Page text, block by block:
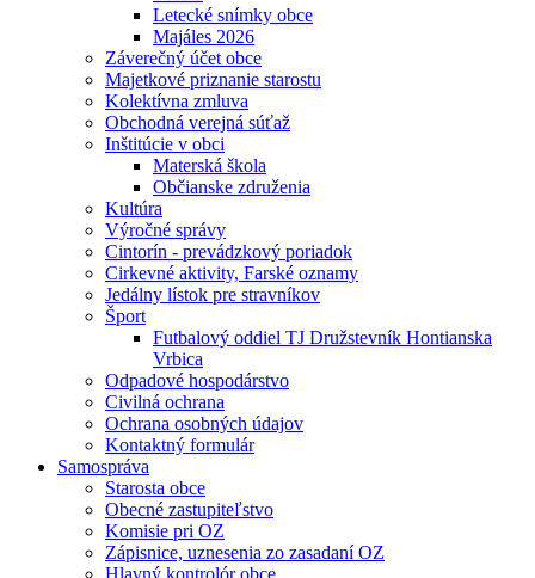
Letecké snímky obce
Majáles 2026
Záverečný účet obce
Majetkové priznanie starostu
Kolektívna zmluva
Obchodná verejná súťaž
Inštitúcie v obci
Materská škola
Občianske združenia
Kultúra
Výročné správy
Cintorín - prevádzkový poriadok
Cirkevné aktivity, Farské oznamy
Jedálny lístok pre stravníkov
Šport
Futbalový oddiel TJ Družstevník Hontianska
Vrbica
Odpadové hospodárstvo
Civilná ochrana
Ochrana osobných údajov
Kontaktný formulár
Samospráva
Starosta obce
Obecné zastupiteľstvo
Komisie pri OZ
Zápisnice, uznesenia zo zasadaní OZ
Hlavný kontrolór obce